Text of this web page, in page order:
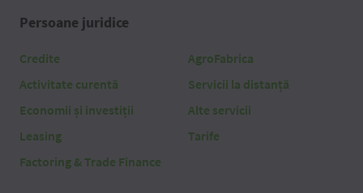
Persoane juridice
Credite
Activitate curentă
Economii și investiții
Leasing
Factoring & Trade Finance
AgroFabrica
Servicii la distanță
Alte servicii
Tarife